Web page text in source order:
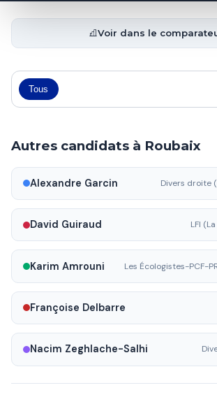
Voir dans le
Tous
Autres candidats à Roubaix
Alexandre Garcin Divers droite
David Guiraud LFI
Karim Amrouni Les Écologistes-PCF-
Françoise Delbarre
Nacim Zeghlache-Salhi